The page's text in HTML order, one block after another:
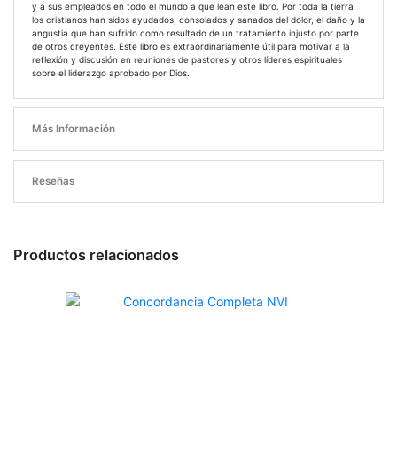
y a sus empleados en todo el mundo a que lean este libro. Por toda la tierra
los cristianos han sidos ayudados, consolados y sanados del dolor, el daño y la
angustia que han sufrido como resultado de un tratamiento injusto por parte
de otros creyentes. Este libro es extraordinariamente útil para motivar a la
reflexión y discusión en reuniones de pastores y otros líderes espirituales
sobre el liderazgo aprobado por Dios.
Más Información
Reseñas
Productos relacionados